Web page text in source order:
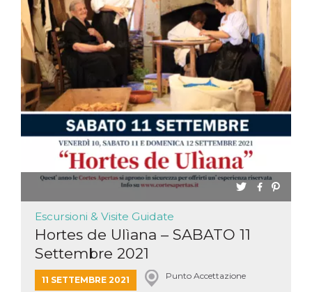
Escursioni & Visite Guidate
Hortes de Ulìana – SABATO 11
Settembre 2021
11 SETTEMBRE 2021 Punto Accettazione